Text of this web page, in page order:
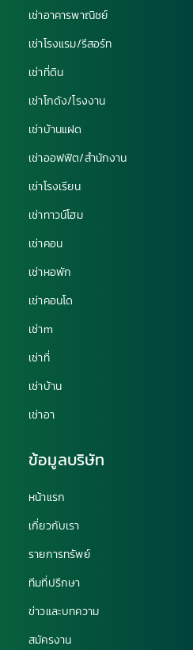
เช่าอาคารพาณิชย์
เช่าโรงแรม/รีสอร์ท
เช่าที่ดิน
เช่าโกดัง/โรงงาน
เช่าบ้านแฝด
เช่าออฟฟิต/สำนักงาน
เช่าโรงเรียน
เช่าทาวน์โฮม
เช่าคอน
เช่าหอพัก
เช่าคอนโด
เช่าm
เช่าที่
เช่าบ้าน
เช่าอา
ข้อมูลบริษัท
หน้าแรก
เกี่ยวกับเรา
รายการทรัพย์
ทีมที่ปรึกษา
ข่าวและบทความ
สมัครงาน